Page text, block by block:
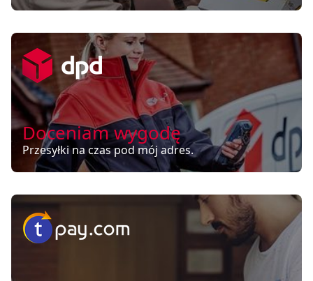
Doceniam wygodę
Przesyłki na czas pod mój adres.